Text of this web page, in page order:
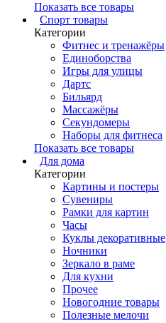
Показать все товары
Cпорт товары
Категории
Фитнес и тренажёры
Единоборства
Игры для улицы
Дартс
Бильярд
Массажёры
Секундомеры
Наборы для фитнеса
Показать все товары
Для дома
Категории
Картины и постеры
Сувениры
Рамки для картин
Часы
Куклы декоративные
Ночники
Зеркало в раме
Для кухни
Прочее
Новогодние товары
Полезные мелочи